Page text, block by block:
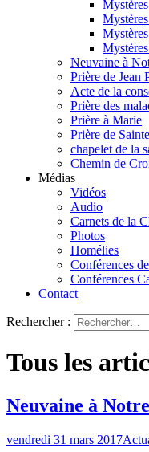
Neuvaine à
Prière de Jean
Acte de la
Prière des
Prière à Marie
Prière de
chapelet de la
Chemin de
Médias
Vidéos
Audio
Carnets de la
Photos
Homélies
Conférences
Conférences
Contact
Rechercher :
Tous les
Neuvaine à
vendredi 31 mars 2017